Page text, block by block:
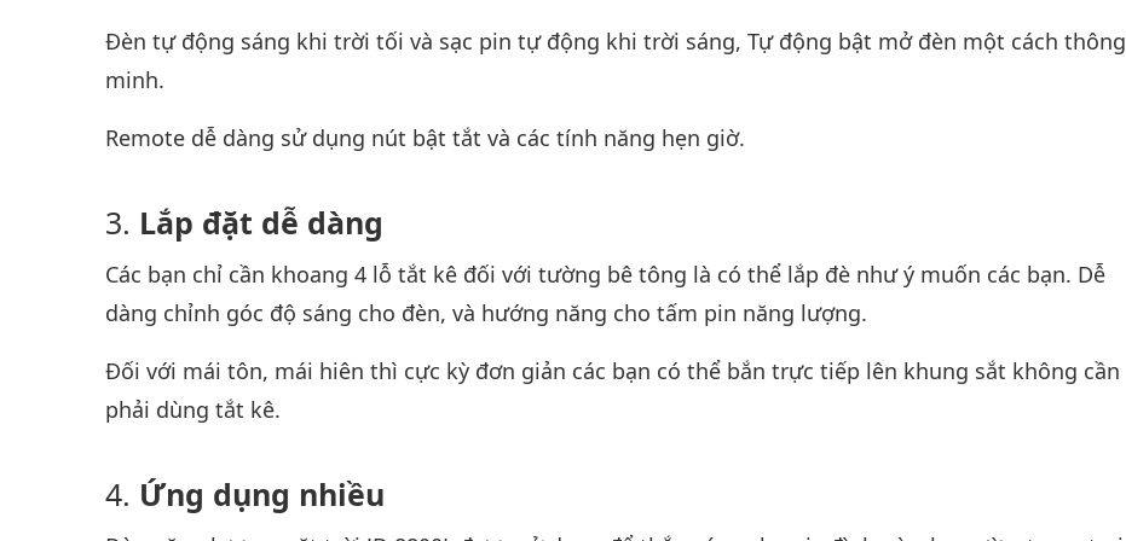
Đèn tự động sáng khi trời tối và sạc pin tự động khi trời sáng, Tự động bật mở đèn một cách thông
minh.
Remote dễ dàng sử dụng nút bật tắt và các tính năng hẹn giờ.
Lắp đặt dễ dàng
Các bạn chỉ cần khoang 4 lỗ tắt kê đối với tường bê tông là có thể lắp đè như ý muốn các bạn. Dễ
dàng chỉnh góc độ sáng cho đèn, và hướng năng cho tấm pin năng lượng.
Đối với mái tôn, mái hiên thì cực kỳ đơn giản các bạn có thể bắn trực tiếp lên khung sắt không cần
phải dùng tắt kê.
Ứng dụng nhiều